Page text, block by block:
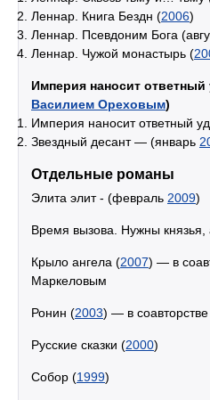
Леннар. Книга Бездн (2006)
Леннар. Псевдоним Бога
Леннар. Чужой монастырь (
Империя наносит ответный
Василием Ореховым)
Империя наносит ответный
Звездный десант — (январь
Отдельные романы
Элита элит - (февраль 2009)
Время вызова. Нужны князья,
Крыло ангела (2007) — в
Маркеловым
Ронин (2003) — в соавторстве
Русские сказки (2000)
Собор (1999)